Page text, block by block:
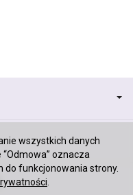
wszystkich danych
oznacza
do funkcjonowania strony.